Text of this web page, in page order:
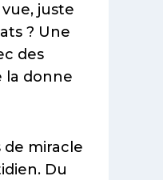
juste
? Une
des
la donne
miracle
Du